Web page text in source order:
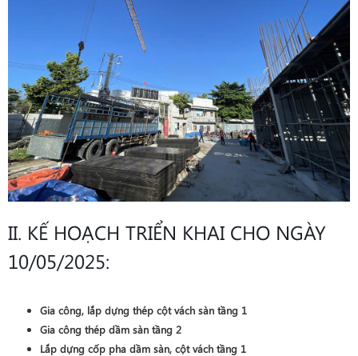
II. KẾ HOẠCH TRIỂN KHAI CHO NGÀY
10/05/2025:
Gia công, lắp dựng thép cột vách sàn tầng 1
Gia công thép dầm sàn tầng 2
Lắp dựng cốp pha dầm sàn, cột vách tầng 1